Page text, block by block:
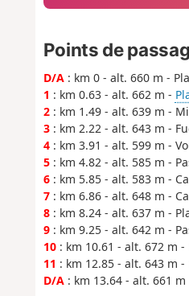
Points de
D/A: km 0 - alt. 660 m -
1 : km 0.63 - alt. 662 m -
2: km 1.49 - alt. 639 m -
3: km 2.22 - alt. 643 m -
4: km 3.91 - alt. 599 m -
5: km 4.82 - alt. 585 m -
6: km 5.85 - alt. 583 m -
7: km 6.86 - alt. 648 m -
8: km 8.24 - alt. 637 m -
9: km 9.25 - alt. 642 m -
10: km 10.61 - alt. 672 m -
11 : km 12.85 - alt. 643 m
D/A: km 13.64 - alt. 661 m